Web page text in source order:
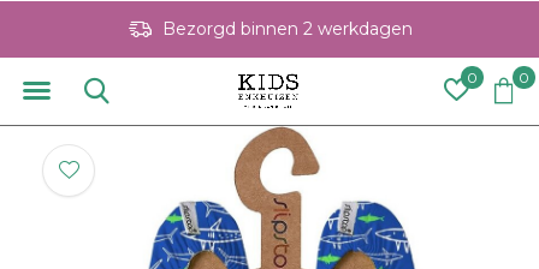
0 0
Bezorgd binnen 2 werkdagen